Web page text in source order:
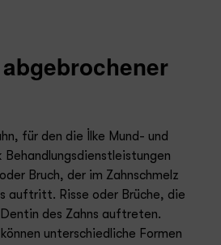
für den die İlke Mund- und
Behandlungsdienstleistungen
Bruch, der im Zahnschmelz
auftritt. Risse oder Brüche, die
des Zahns auftreten.
unterschiedliche Formen